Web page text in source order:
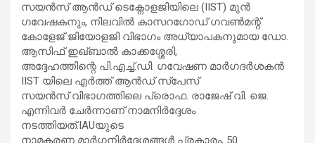
സയൻസ് ആൻഡ് ടെക്നോളജിയിലെ (IIST) മുൻ
ഗവേഷകനും, നിലവിൽ കാസറഗോഡ് ഗവൺമന്റ്
കോളേജ് ജിയോളജി വിഭാഗം അധ്യാപകനുമായ ഡോ.
ആസിഫ് ഇഖ്ബാൽ കാക്കശ്ശേരി,
അദ്ദേഹത്തിന്റെ പി.എച്ച്.ഡി. ഗവേഷണ മാർഗദർശകൻ
IIST യിലെ എർത്ത് ആൻഡ് സ്പേസ്
സയൻസ് വിഭാഗത്തിലെ പ്രൊഫ. രാജേഷ് വി. ജെ.
എന്നിവർ ചേർന്നാണ് നാമനിർദ്ദേശം
നടത്തിയത്.IAUയുടെ
നാമകരണ മാർഗ്ഗനിർദ്ദേശങ്ങൾ പ്രകാരം, 50